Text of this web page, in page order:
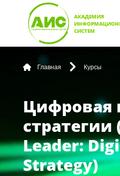
АКАДЕМИЯ
СИСТЕМ
Главная Курсы
Цифровая
стратегии
Leader:
Strategy)